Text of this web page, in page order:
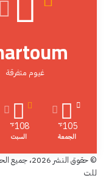
غيوم متفرقة
105
℉
الجمعة
108
℉
السبت
© حقوق النشر 2026، جميع الحقوق محفوظة |
للت